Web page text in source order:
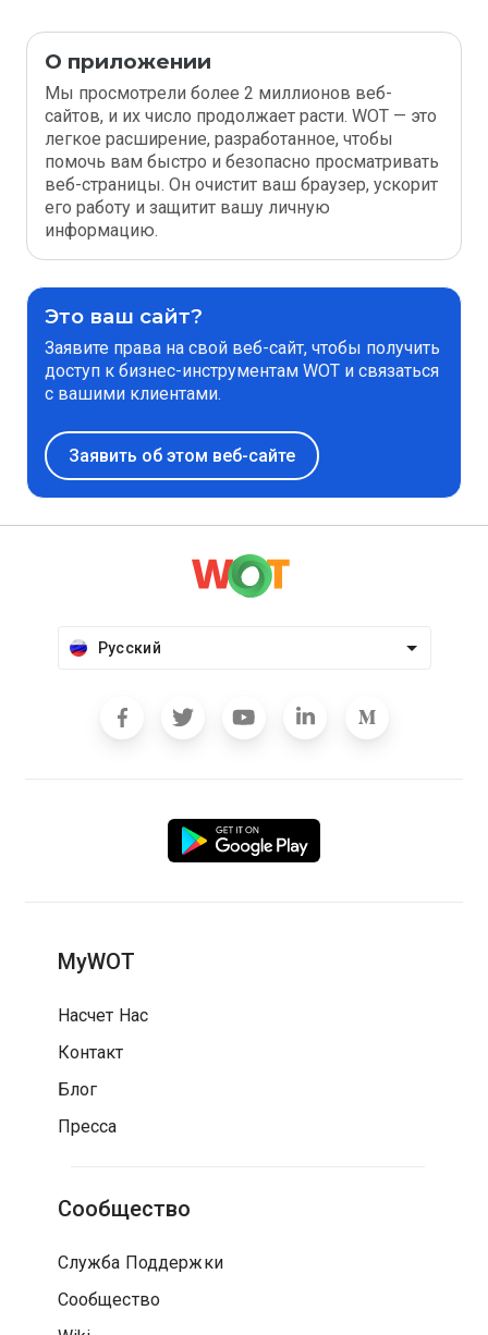
О приложении
Мы просмотрели более 2 миллионов веб-
сайтов, и их число продолжает расти. WOT — это
легкое расширение, разработанное, чтобы
помочь вам быстро и безопасно просматривать
веб-страницы. Он очистит ваш браузер, ускорит
его работу и защитит вашу личную
информацию.
Это ваш сайт?
Заявите права на свой веб-сайт, чтобы получить
доступ к бизнес-инструментам WOT и связаться
с вашими клиентами.
Заявить об этом веб-сайте
Русский
MyWOT
Насчет Нас
Контакт
Блог
Пресса
Сообщество
Служба Поддержки
Сообщество